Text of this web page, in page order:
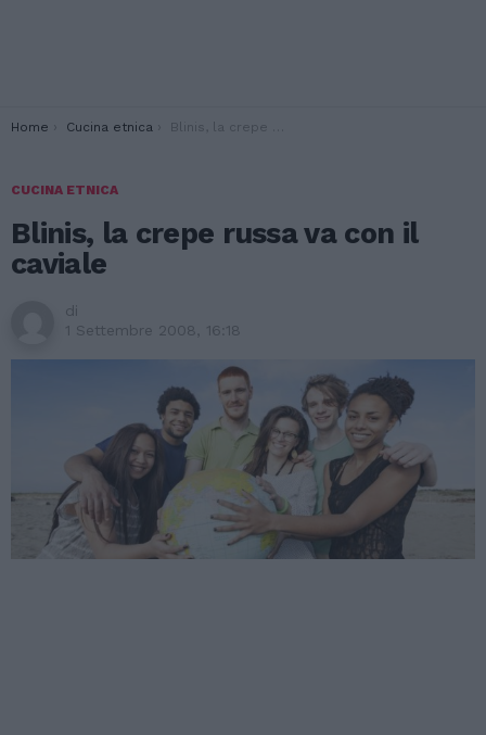
You are here:
Home Cucina etnica Blinis, la crepe russa va con il caviale
CUCINA ETNICA
Blinis, la crepe russa va con il
caviale
di
1 Settembre 2008, 16:18